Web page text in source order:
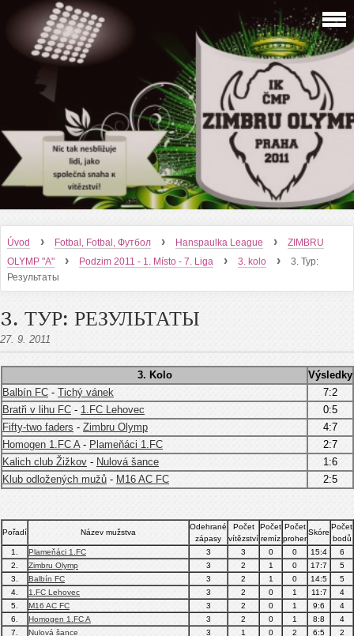
Úvod › Fotbal, Fotbal, Футбол › Hanspaulka League ›
ZIMBRU
OLYMP "A"
› Podzim 2011 - 1. Místo - 7. Liga › 3. kolo ›
3. Тур:
Результаты
3. ТУР: РЕЗУЛЬТАТЫ
27. 9. 2011
3. Kolo
Výsledky
Balbín FC - Tichý vánek
7:2
Bratři v lihu FC - 1.FC Lehovec
0:5
Fifty-two faders - Zimbru Olymp
4:7
Homogen 1.FC A- Plameňáci 1.FC
2:7
Kalich club Žižkov - Nulová šance
1:6
Klub odložených mužů - M16 AC FC 2:5
Pořadí Název mužstva
Odehrané
zápasy
Počet
vítězství
Počet
remíz
Počet
proher
Skóre
Počet
bodů
1.
Plameňáci 1.FC 3 3 0 0 15:4
6
2.
Zimbru Olymp 3 2 1 0 17:7
5
3.
Balbín FC 3 2 1 0 14:5
5
4.
1.FC Lehovec 3 2 0 1 11:7
4
5.
M16 AC FC 3 2 0 1 9:6
4
6.
Homogen 1.FC A 3 2 0 1 8:8
4
7.
Nulová šance 3 1 0 2 6:5
2